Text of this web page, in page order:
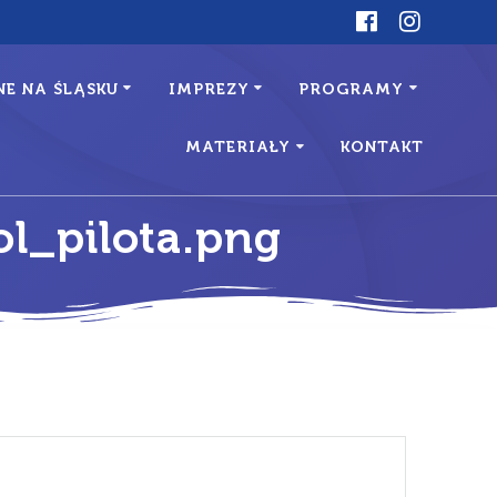
NA ŚLĄSKU IMPREZY PROGRAMY
MATERIAŁY KONTAKT